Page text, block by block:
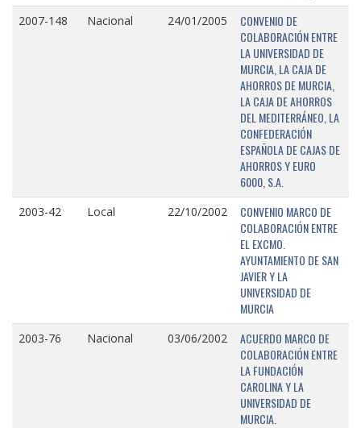
2007-148 Nacional 24/01/2005
CONVENIO DE
COLABORACIÓN ENTRE
LA UNIVERSIDAD DE
MURCIA, LA CAJA DE
AHORROS DE MURCIA,
LA CAJA DE AHORROS
DEL MEDITERRÁNEO, LA
CONFEDERACIÓN
ESPAÑOLA DE CAJAS DE
AHORROS Y EURO
6000, S.A.
2003-42 Local 22/10/2002
CONVENIO MARCO DE
COLABORACIÓN ENTRE
EL EXCMO.
AYUNTAMIENTO DE SAN
JAVIER Y LA
UNIVERSIDAD DE
MURCIA
2003-76 Nacional 03/06/2002
ACUERDO MARCO DE
COLABORACIÓN ENTRE
LA FUNDACIÓN
CAROLINA Y LA
UNIVERSIDAD DE
MURCIA.